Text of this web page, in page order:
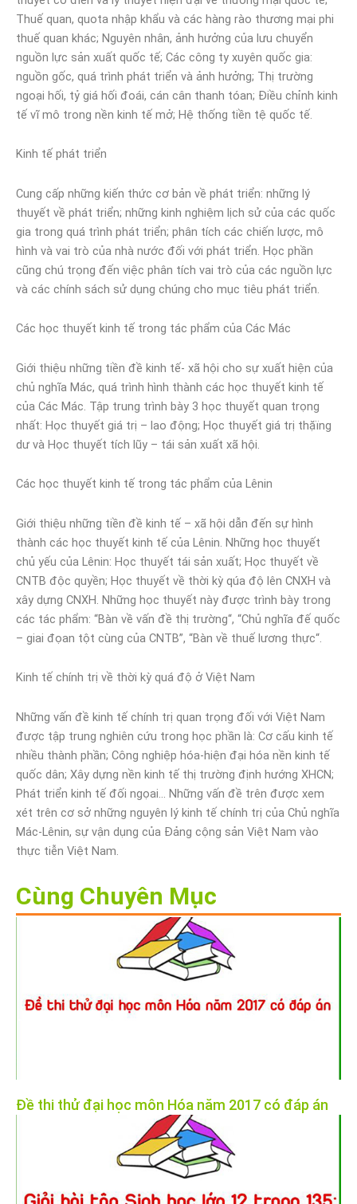
Thuế quan, quota nhập khẩu và các hàng rào thương mại phi
thuế quan khác; Nguyên nhân, ảnh hưởng của lưu chuyển
nguồn lực sản xuất quốc tế; Các công ty xuyên quốc gia:
nguồn gốc, quá trình phát triển và ảnh hưởng; Thị trường
ngoại hối, tỷ giá hối đoái, cán cân thanh tóan; Điều chỉnh kinh
tế vĩ mô trong nền kinh tế mở; Hệ thống tiền tệ quốc tế.
Kinh tế phát triển
Cung cấp những kiến thức cơ bản về phát triển: những lý
thuyết về phát triển; những kinh nghiệm lịch sử của các quốc
gia trong quá trình phát triển; phân tích các chiến lược, mô
hình và vai trò của nhà nước đối với phát triển. Học phần
cũng chú trọng đến việc phân tích vai trò của các nguồn lực
và các chính sách sử dụng chúng cho mục tiêu phát triển.
Các học thuyết kinh tế trong tác phẩm của Các Mác
Giới thiệu những tiền đề kinh tế- xã hội cho sự xuất hiện của
chủ nghĩa Mác, quá trình hình thành các học thuyết kinh tế
của Các Mác. Tập trung trình bày 3 học thuyết quan trọng
nhất: Học thuyết giá trị – lao động; Học thuyết giá trị thặïng
dư và Học thuyết tích lũy – tái sản xuất xã hội.
Các học thuyết kinh tế trong tác phẩm của Lênin
Giới thiệu những tiền đề kinh tế – xã hội dẫn đến sự hình
thành các học thuyết kinh tế của Lênin. Những học thuyết
chủ yếu của Lênin: Học thuyết tái sản xuất; Học thuyết về
CNTB độc quyền; Học thuyết về thời kỳ qúa độ lên CNXH và
xây dựng CNXH. Những học thuyết này được trình bày trong
các tác phẩm: “Bàn về vấn đề thị trường“, “Chủ nghĩa đế quốc
– giai đọan tột cùng của CNTB”, “Bàn về thuế lương thực“.
Kinh tế chính trị về thời kỳ quá độ ở Việt Nam
Những vấn đề kinh tế chính trị quan trọng đối với Việt Nam
được tập trung nghiên cứu trong học phần là: Cơ cấu kinh tế
nhiều thành phần; Công nghiệp hóa-hiện đại hóa nền kinh tế
quốc dân; Xây dựng nền kinh tế thị trường định hướng XHCN;
Phát triển kinh tế đối ngọai… Những vấn đề trên được xem
xét trên cơ sở những nguyên lý kinh tế chính trị của Chủ nghĩa
Mác-Lênin, sự vận dụng của Đảng cộng sản Việt Nam vào
thực tiễn Việt Nam.
Cùng Chuyên Mục
Đề thi thử đại học môn Hóa năm 2017 có đáp án